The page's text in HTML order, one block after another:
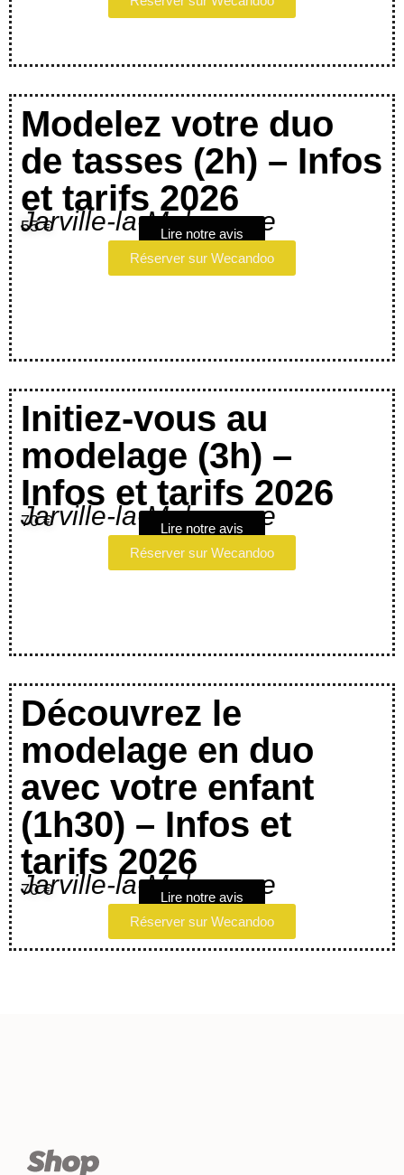
Modelez votre duo
de tasses (2h) – Infos
et tarifs 2026
Jarville-la-Malgrange
55 €
Lire notre avis
Réserver sur Wecandoo
Initiez-vous au
modelage (3h) –
Infos et tarifs 2026
Jarville-la-Malgrange
70 €
Lire notre avis
Réserver sur Wecandoo
Découvrez le
modelage en duo
avec votre enfant
(1h30) – Infos et
tarifs 2026
Jarville-la-Malgrange
70 €
Lire notre avis
Réserver sur Wecandoo